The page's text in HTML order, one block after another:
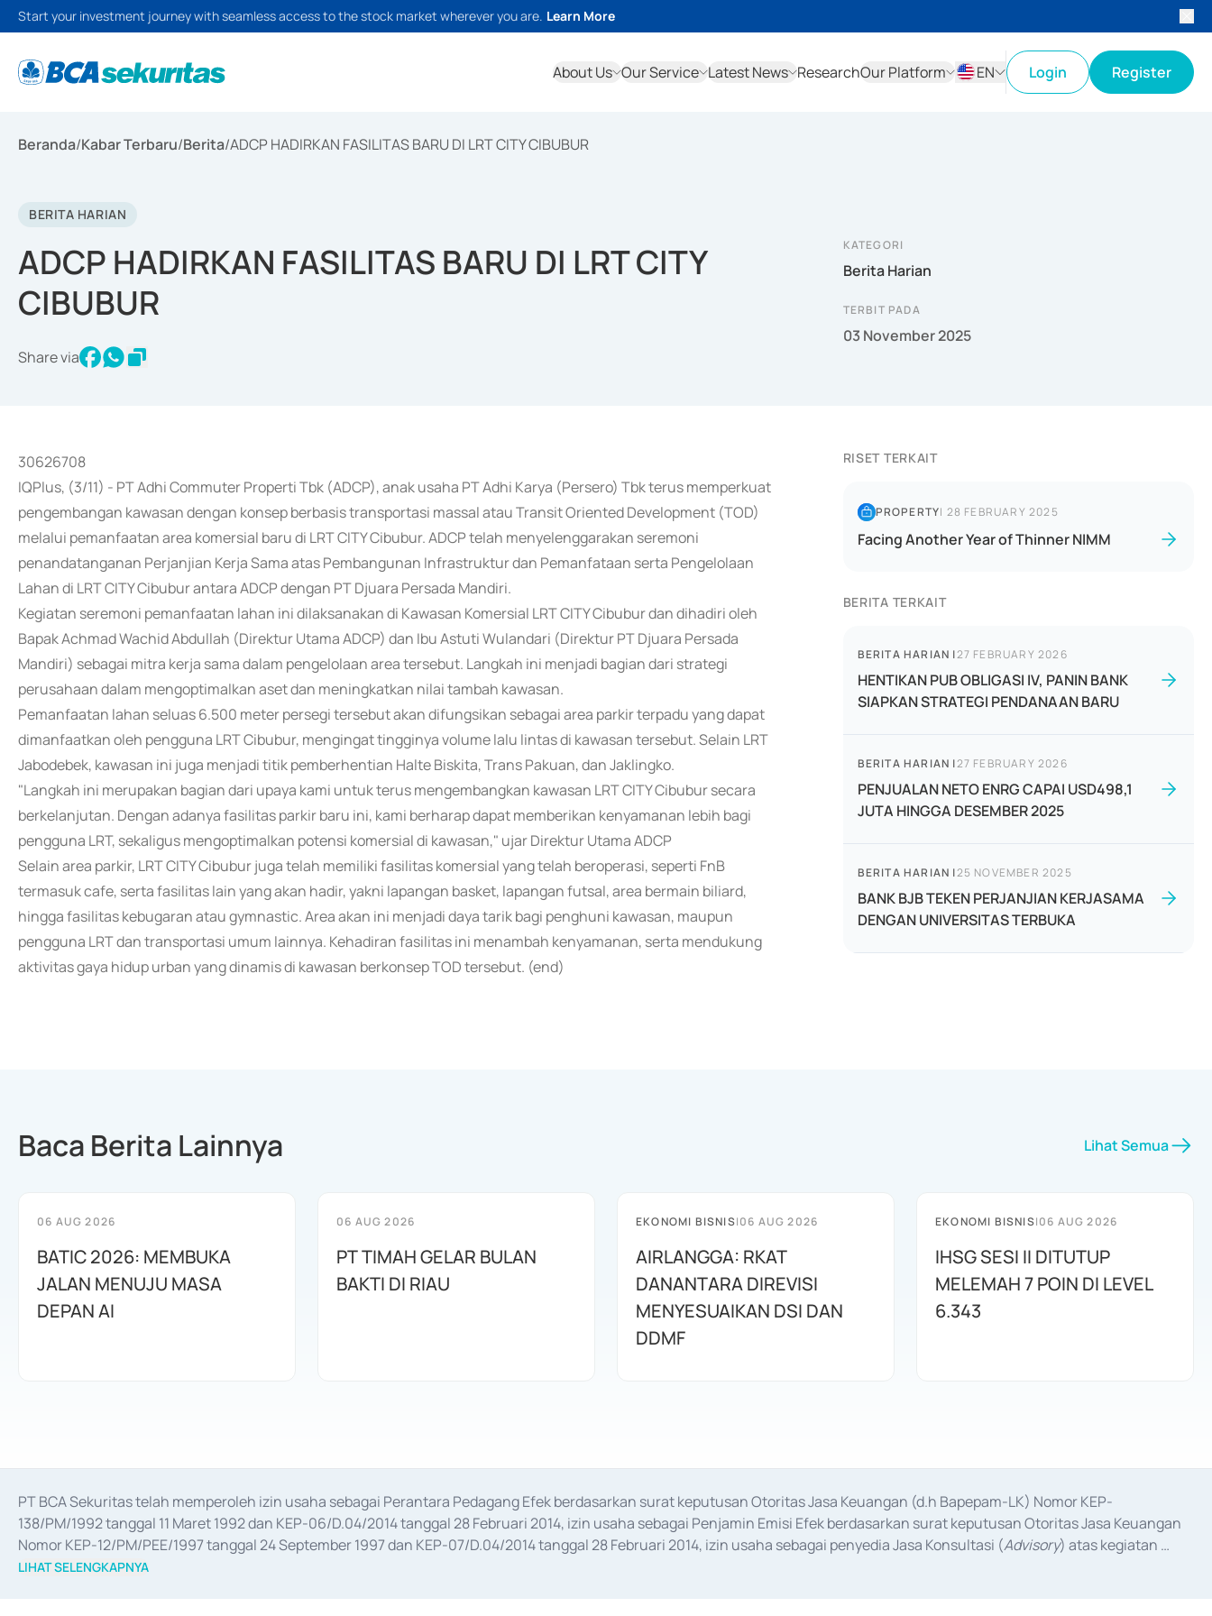
Start your investment journey with seamless access to the stock market wherever you are. Learn More
About Us Our Service Latest News ResearchOur Platform
EN
Login Register
Beranda/Kabar Terbaru/Berita/ADCP HADIRKAN FASILITAS BARU DI LRT CITY CIBUBUR
BERITA HARIAN
ADCP HADIRKAN FASILITAS BARU DI LRT CITY
CIBUBUR
Share via
KATEGORI
Berita Harian
TERBIT PADA
03 November 2025
30626708
IQPlus, (3/11) - PT Adhi Commuter Properti Tbk (ADCP), anak usaha PT Adhi Karya (Persero) Tbk terus memperkuat
pengembangan kawasan dengan konsep berbasis transportasi massal atau Transit Oriented Development (TOD)
melalui pemanfaatan area komersial baru di LRT CITY Cibubur. ADCP telah menyelenggarakan seremoni
penandatanganan Perjanjian Kerja Sama atas Pembangunan Infrastruktur dan Pemanfataan serta Pengelolaan
Lahan di LRT CITY Cibubur antara ADCP dengan PT Djuara Persada Mandiri.
Kegiatan seremoni pemanfaatan lahan ini dilaksanakan di Kawasan Komersial LRT CITY Cibubur dan dihadiri oleh
Bapak Achmad Wachid Abdullah (Direktur Utama ADCP) dan Ibu Astuti Wulandari (Direktur PT Djuara Persada
Mandiri) sebagai mitra kerja sama dalam pengelolaan area tersebut. Langkah ini menjadi bagian dari strategi
perusahaan dalam mengoptimalkan aset dan meningkatkan nilai tambah kawasan.
Pemanfaatan lahan seluas 6.500 meter persegi tersebut akan difungsikan sebagai area parkir terpadu yang dapat
dimanfaatkan oleh pengguna LRT Cibubur, mengingat tingginya volume lalu lintas di kawasan tersebut. Selain LRT
Jabodebek, kawasan ini juga menjadi titik pemberhentian Halte Biskita, Trans Pakuan, dan Jaklingko.
"Langkah ini merupakan bagian dari upaya kami untuk terus mengembangkan kawasan LRT CITY Cibubur secara
berkelanjutan. Dengan adanya fasilitas parkir baru ini, kami berharap dapat memberikan kenyamanan lebih bagi
pengguna LRT, sekaligus mengoptimalkan potensi komersial di kawasan," ujar Direktur Utama ADCP
Selain area parkir, LRT CITY Cibubur juga telah memiliki fasilitas komersial yang telah beroperasi, seperti FnB
termasuk cafe, serta fasilitas lain yang akan hadir, yakni lapangan basket, lapangan futsal, area bermain biliard,
hingga fasilitas kebugaran atau gymnastic. Area akan ini menjadi daya tarik bagi penghuni kawasan, maupun
pengguna LRT dan transportasi umum lainnya. Kehadiran fasilitas ini menambah kenyamanan, serta mendukung
aktivitas gaya hidup urban yang dinamis di kawasan berkonsep TOD tersebut. (end)
RISET TERKAIT
PROPERTY| 28 FEBRUARY 2025
Facing Another Year of Thinner NIMM
BERITA TERKAIT
BERITA HARIAN |27 FEBRUARY 2026
HENTIKAN PUB OBLIGASI IV, PANIN BANK
SIAPKAN STRATEGI PENDANAAN BARU
BERITA HARIAN |27 FEBRUARY 2026
PENJUALAN NETO ENRG CAPAI USD498,1
JUTA HINGGA DESEMBER 2025
BERITA HARIAN |25 NOVEMBER 2025
BANK BJB TEKEN PERJANJIAN KERJASAMA
DENGAN UNIVERSITAS TERBUKA
Baca Berita Lainnya Lihat Semua
06 AUG 2026
BATIC 2026: MEMBUKA
JALAN MENUJU MASA
DEPAN AI
06 AUG 2026
PT TIMAH GELAR BULAN
BAKTI DI RIAU
EKONOMI BISNIS|06 AUG 2026
AIRLANGGA: RKAT
DANANTARA DIREVISI
MENYESUAIKAN DSI DAN
DDMF
EKONOMI BISNIS|06 AUG 2026
IHSG SESI II DITUTUP
MELEMAH 7 POIN DI LEVEL
6.343
PT BCA Sekuritas telah memperoleh izin usaha sebagai Perantara Pedagang Efek berdasarkan surat keputusan Otoritas Jasa Keuangan (d.h Bapepam-LK) Nomor KEP-
138/PM/1992 tanggal 11 Maret 1992 dan KEP-06/D.04/2014 tanggal 28 Februari 2014, izin usaha sebagai Penjamin Emisi Efek berdasarkan surat keputusan Otoritas Jasa Keuangan
Nomor KEP-12/PM/PEE/1997 tanggal 24 September 1997 dan KEP-07/D.04/2014 tanggal 28 Februari 2014, izin usaha sebagai penyedia Jasa Konsultasi (Advisory) atas kegiatan
merger, akuisisi, divestasi, dan
LIHAT SELENGKAPNYA